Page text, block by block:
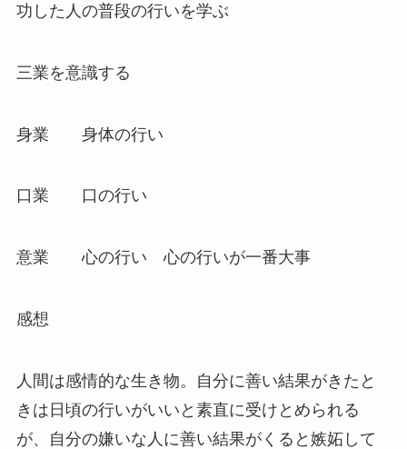
功した人の普段の行いを学ぶ
三業を意識する
身業 身体の行い
口業 口の行い
意業 心の行い 心の行いが一番大事
感想
人間は感情的な生き物。自分に善い結果がきたと
きは日頃の行いがいいと素直に受けとめられる
が、自分の嫌いな人に善い結果がくると嫉妬して